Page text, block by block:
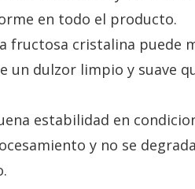
en todo el producto.
fructosa cristalina puede
un dulzor limpio y suave
estabilidad en
y no se